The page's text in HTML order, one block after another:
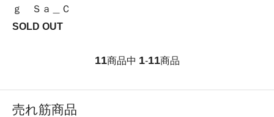
ｇ Ｓａ＿Ｃ
SOLD OUT
11商品中 1-11商品
売れ筋商品